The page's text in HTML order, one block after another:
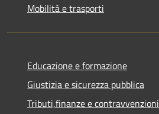
Mobilità e trasporti
Educazione e formazione
Giustizia e sicurezza pubblica
Tributi,finanze e contravvenzioni